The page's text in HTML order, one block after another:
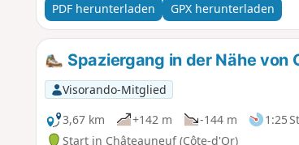
PDF herunterladen GPX herunterladen
Spaziergang in der Nähe von
Visorando-Mitglied
3,67 km
+142 m -144 m 1:25
Start in Châteauneuf (Côte-d'Or)